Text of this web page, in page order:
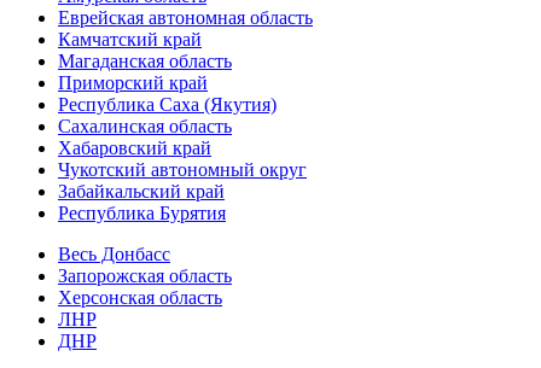
Еврейская автономная область
Камчатский край
Магаданская область
Приморский край
Республика Саха (Якутия)
Сахалинская область
Хабаровский край
Чукотский автономный округ
Забайкальский край
Республика Бурятия
Весь Донбасс
Запорожская область
Херсонская область
ЛНР
ДНР